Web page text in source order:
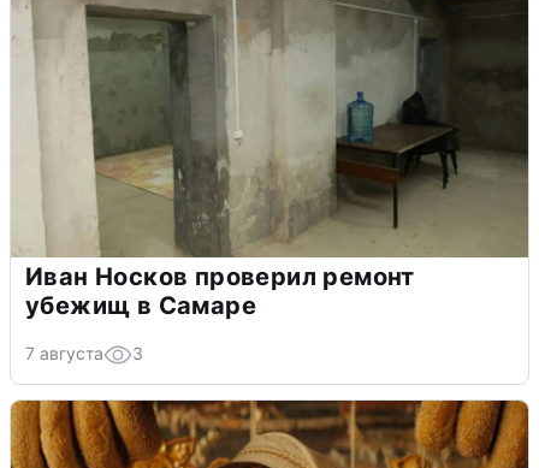
Иван Носков проверил ремонт
убежищ в Самаре
7 августа 3